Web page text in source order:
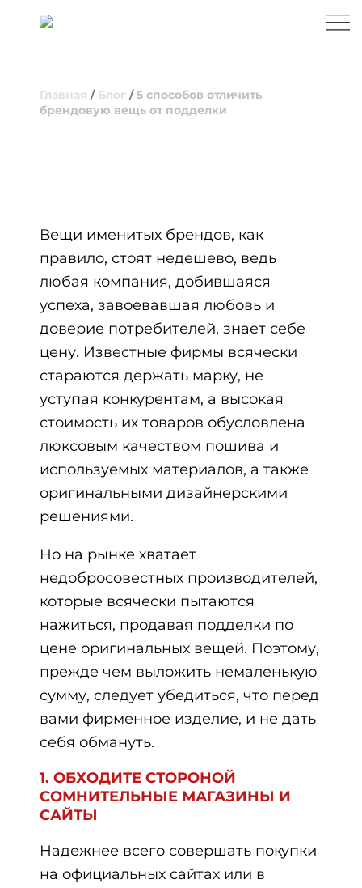
Главная / Блог /5 способов отличить
брендовую вещь от подделки
Вещи именитых брендов, как
правило, стоят недешево, ведь
любая компания, добившаяся
успеха, завоевавшая любовь и
доверие потребителей, знает себе
цену. Известные фирмы всячески
стараются держать марку, не
уступая конкурентам, а высокая
стоимость их товаров обусловлена
люксовым качеством пошива и
используемых материалов, а также
оригинальными дизайнерскими
решениями.
Но на рынке хватает
недобросовестных производителей,
которые всячески пытаются
нажиться, продавая подделки по
цене оригинальных вещей. Поэтому,
прежде чем выложить немаленькую
сумму, следует убедиться, что перед
вами фирменное изделие, и не дать
себя обмануть.
1. ОБХОДИТЕ СТОРОНОЙ
СОМНИТЕЛЬНЫЕ МАГАЗИНЫ И
САЙТЫ
Надежнее всего совершать покупки
на официальных сайтах или в